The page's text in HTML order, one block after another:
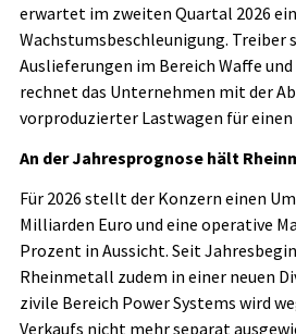
erwartet im zweiten Quartal 2026
Wachstumsbeschleunigung. Treiber
Auslieferungen im Bereich Waffe
rechnet das Unternehmen mit der
vorproduzierter Lastwagen für einen
An der Jahresprognose hält
Für 2026 stellt der Konzern einen
Milliarden Euro und eine operative
Prozent in Aussicht. Seit
Rheinmetall zudem in einer neuen
zivile Bereich Power Systems wird
Verkaufs nicht mehr separat